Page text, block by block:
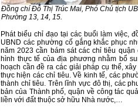
Đồng chí Đỗ Thị Trúc Mai, Phó Chủ tịch
Phường 13, 14, 15.
Phát biểu chỉ đạo tại các buổi làm việc,
UBND các phường cố gắng khắc phục
năm 2023 cần bám sát các chỉ tiêu
hình thực tế của địa phương nhằm bổ
hoạch cần đề ra các giải pháp cụ thể,
thực hiện các chỉ tiêu. Về kinh tế, các
thành chỉ tiêu. Trên lĩnh vực đô thị, các
bản của Thành phố, quận về công tác
liền với đất thuộc sở hữu Nhà nước,…